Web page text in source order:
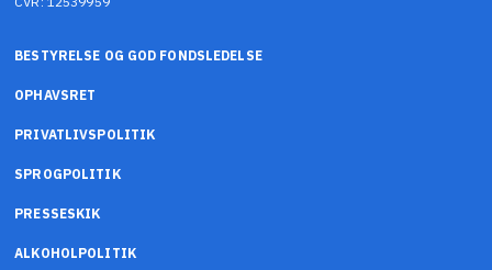
BESTYRELSE OG GOD FONDSLEDELSE
OPHAVSRET
PRIVATLIVSPOLITIK
SPROGPOLITIK
PRESSESKIK
ALKOHOLPOLITIK